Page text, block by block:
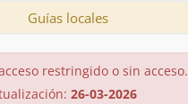
Guías locales
restringido o sin acceso.
26-03-2026